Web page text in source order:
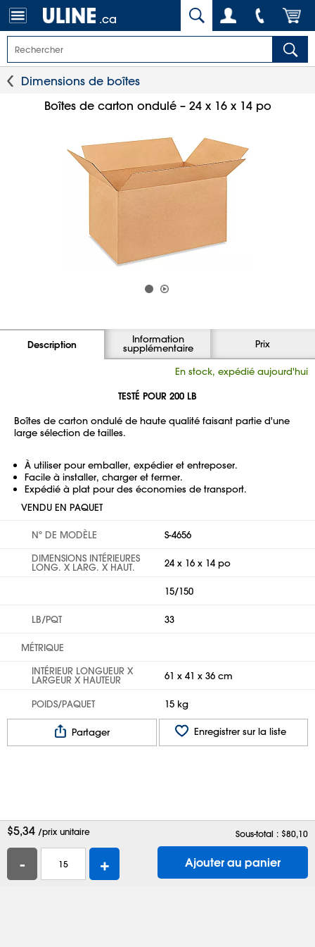
.ca
Dimensions de boîtes
Boîtes de carton ondulé – 24 x 16 x 14 po
Description Information
supplémentaire Prix
En stock, expédié aujourd'hui
TESTÉ POUR 200 LB
Boîtes de carton ondulé de haute qualité faisant partie d'une
large sélection de tailles.
À utiliser pour emballer, expédier et entreposer.
Facile à installer, charger et fermer.
Expédié à plat pour des économies de transport.
VENDU EN PAQUET
Nº DE MODÈLE
S-4656
DIMENSIONS INTÉRIEURES
LONG. X LARG. X HAUT. 24 x 16 x 14 po
15/150
LB/PQT 33
MÉTRIQUE
INTÉRIEUR LONGUEUR X
LARGEUR X HAUTEUR 61 x 41 x 36 cm
POIDS/PAQUET 15 kg
Partager Enregistrer sur la liste
$5,34 /prix unitaire Sous-total : $80,10
- + Ajouter au panier